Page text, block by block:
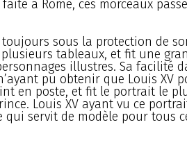
à Rome, ces morceaux
sous la protection de
plusieurs tableaux, et fit une
illustres. Sa facilité
pu obtenir que Louis XV
en poste, et fit le portrait le
Louis XV ayant vu ce
servit de modèle pour tous